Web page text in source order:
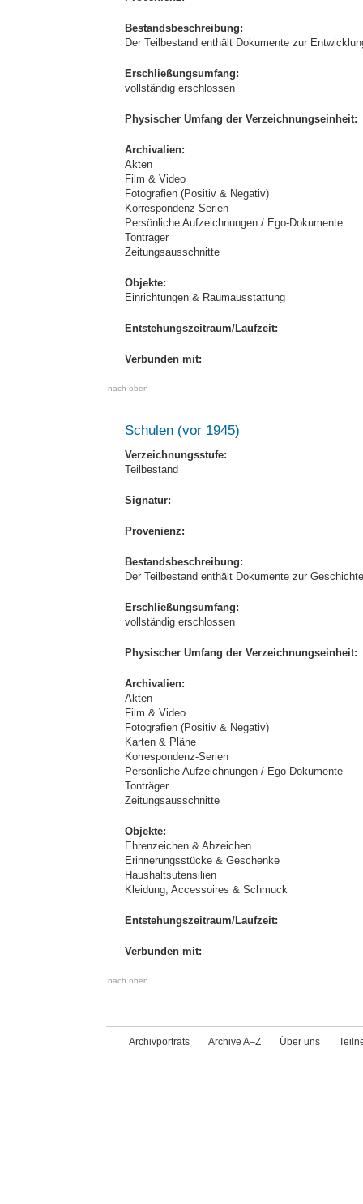
Bestandsbeschreibung:
Der Teilbestand enthält Dokumente zur
Erschließungsumfang:
vollständig erschlossen
Physischer Umfang der Verzeichnungseinheit:
Archivalien:
Akten
Film & Video
Fotografien (Positiv & Negativ)
Korrespondenz-Serien
Persönliche Aufzeichnungen / Ego-Dokumente
Tonträger
Zeitungsausschnitte
Objekte:
Einrichtungen & Raumausstattung
Entstehungszeitraum/Laufzeit:
Verbunden mit:
nach oben
Schulen (vor 1945)
Verzeichnungsstufe:
Teilbestand
Signatur:
Provenienz:
Bestandsbeschreibung:
Der Teilbestand enthält Dokumente zur
Erschließungsumfang:
vollständig erschlossen
Physischer Umfang der Verzeichnungseinheit:
Archivalien:
Akten
Film & Video
Fotografien (Positiv & Negativ)
Karten & Pläne
Korrespondenz-Serien
Persönliche Aufzeichnungen / Ego-Dokumente
Tonträger
Zeitungsausschnitte
Objekte:
Ehrenzeichen & Abzeichen
Erinnerungsstücke & Geschenke
Haushaltsutensilien
Kleidung, Accessoires & Schmuck
Entstehungszeitraum/Laufzeit:
Verbunden mit:
nach oben
Archivporträts Archive A–Z Über uns